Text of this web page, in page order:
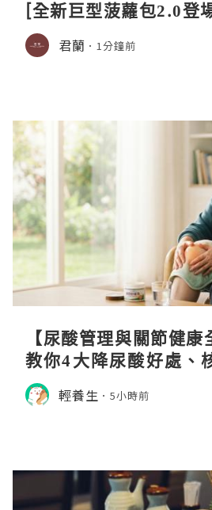
[全新巨型菠蘿包2.0登
君蘭 1分鐘前
【尿酸管理與關節健
教你4大降尿酸好處、
飲食調理秘訣
輕養生 5小時前